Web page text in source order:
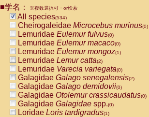
■学名： ※複数選択可・or検索
All species(534)
Cheirogaleidae Microcebus murinus(0)
Lemuridae Eulemur fulvus(0)
Lemuridae Eulemur macaco(0)
Lemuridae Eulemur mongoz(1)
Lemuridae Lemur catta(2)
Lemuridae Varecia variegata(0)
Galagidae Galago senegalensis(2)
Galagidae Galago demidovii(0)
Galagidae Otolemur crassicaudatus(0)
Galagidae Galagidae spp.(0)
Loridae Loris tardigradus(1)